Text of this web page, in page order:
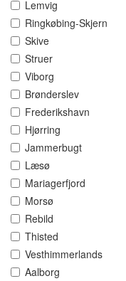
Lemvig
Ringkøbing-Skjern
Skive
Struer
Viborg
Brønderslev
Frederikshavn
Hjørring
Jammerbugt
Læsø
Mariagerfjord
Morsø
Rebild
Thisted
Vesthimmerlands
Aalborg